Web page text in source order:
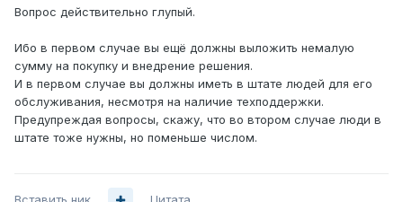
Вопрос действительно глупый.
Ибо в первом случае вы ещё должны выложить немалую
сумму на покупку и внедрение решения.
И в первом случае вы должны иметь в штате людей для его
обслуживания, несмотря на наличие техподдержки.
Предупреждая вопросы, скажу, что во втором случае люди в
штате тоже нужны, но поменьше числом.